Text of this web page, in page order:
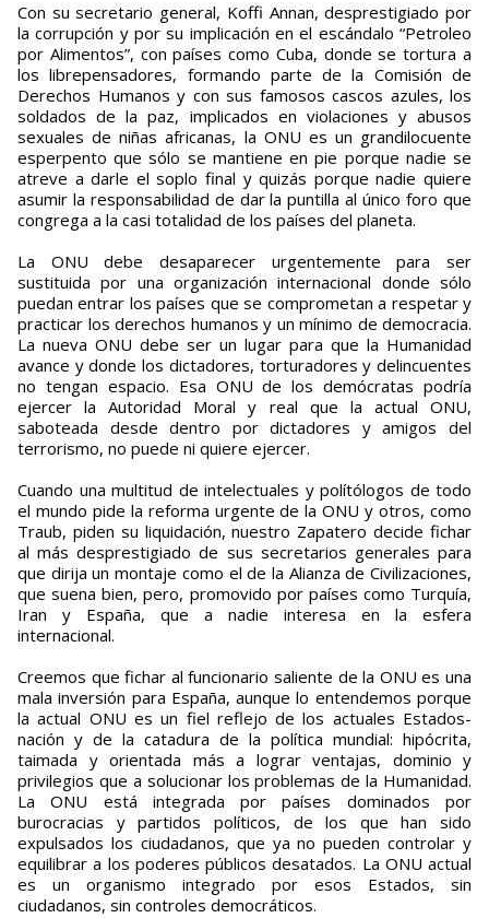
Con su secretario general, Koffi Annan, desprestigiado por
la corrupción y por su implicación en el escándalo “Petroleo
por Alimentos”, con países como Cuba, donde se tortura a
los librepensadores, formando parte de la Comisión de
Derechos Humanos y con sus famosos cascos azules, los
soldados de la paz, implicados en violaciones y abusos
sexuales de niñas africanas, la ONU es un grandilocuente
esperpento que sólo se mantiene en pie porque nadie se
atreve a darle el soplo final y quizás porque nadie quiere
asumir la responsabilidad de dar la puntilla al único foro que
congrega a la casi totalidad de los países del planeta.
La ONU debe desaparecer urgentemente para ser
sustituida por una organización internacional donde sólo
puedan entrar los países que se comprometan a respetar y
practicar los derechos humanos y un mínimo de democracia.
La nueva ONU debe ser un lugar para que la Humanidad
avance y donde los dictadores, torturadores y delincuentes
no tengan espacio. Esa ONU de los demócratas podría
ejercer la Autoridad Moral y real que la actual ONU,
saboteada desde dentro por dictadores y amigos del
terrorismo, no puede ni quiere ejercer.
Cuando una multitud de intelectuales y polítólogos de todo
el mundo pide la reforma urgente de la ONU y otros, como
Traub, piden su liquidación, nuestro Zapatero decide fichar
al más desprestigiado de sus secretarios generales para
que dirija un montaje como el de la Alianza de Civilizaciones,
que suena bien, pero, promovido por países como Turquía,
Iran y España, que a nadie interesa en la esfera
internacional.
Creemos que fichar al funcionario saliente de la ONU es una
mala inversión para España, aunque lo entendemos porque
la actual ONU es un fiel reflejo de los actuales Estados-
nación y de la catadura de la política mundial: hipócrita,
taimada y orientada más a lograr ventajas, dominio y
privilegios que a solucionar los problemas de la Humanidad.
La ONU está integrada por países dominados por
burocracias y partidos políticos, de los que han sido
expulsados los ciudadanos, que ya no pueden controlar y
equilibrar a los poderes públicos desatados. La ONU actual
es un organismo integrado por esos Estados, sin
ciudadanos, sin controles democráticos.